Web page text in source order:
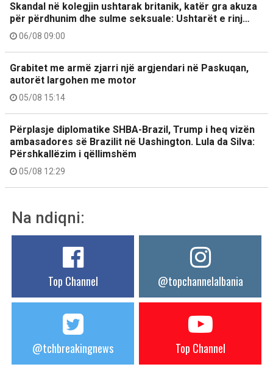
Skandal në kolegjin ushtarak britanik, katër gra akuza
për përdhunim dhe sulme seksuale: Ushtarët e rinj…
06/08 09:00
Grabitet me armë zjarri një argjendari në Paskuqan,
autorët largohen me motor
05/08 15:14
Përplasje diplomatike SHBA-Brazil, Trump i heq vizën
ambasadores së Brazilit në Uashington. Lula da Silva:
Përshkallëzim i qëllimshëm
05/08 12:29
Na ndiqni:
Top Channel @topchannelalbania
@tchbreakingnews Top Channel